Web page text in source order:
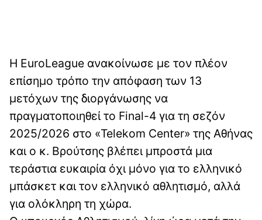
Η EuroLeague ανακοίνωσε με τον πλέον
επίσημο τρόπο την απόφαση των 13
μετόχων της διοργάνωσης να
πραγματοποιηθεί το Final-4 για τη σεζόν
2025/2026 στο «Telekom Center» της Αθήνας
και ο κ. Βρούτσης βλέπει μπροστά μια
τεράστια ευκαιρία όχι μόνο για το ελληνικό
μπάσκετ και τον ελληνικό αθλητισμό, αλλά
για ολόκληρη τη χώρα.